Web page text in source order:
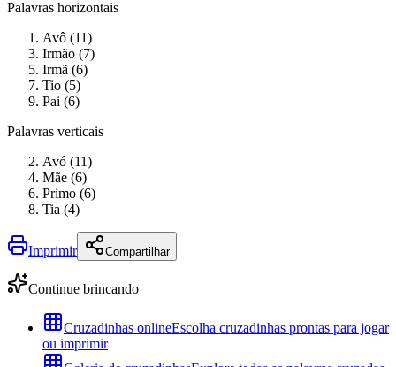
Palavras horizontais
Avô (11)
Irmão (7)
Irmã (6)
Tio (5)
Pai (6)
Palavras verticais
Avó (11)
Mãe (6)
Primo (6)
Tia (4)
Imprimir Compartilhar
Continue brincando
Cruzadinhas onlineEscolha cruzadinhas prontas para jogar
ou imprimir